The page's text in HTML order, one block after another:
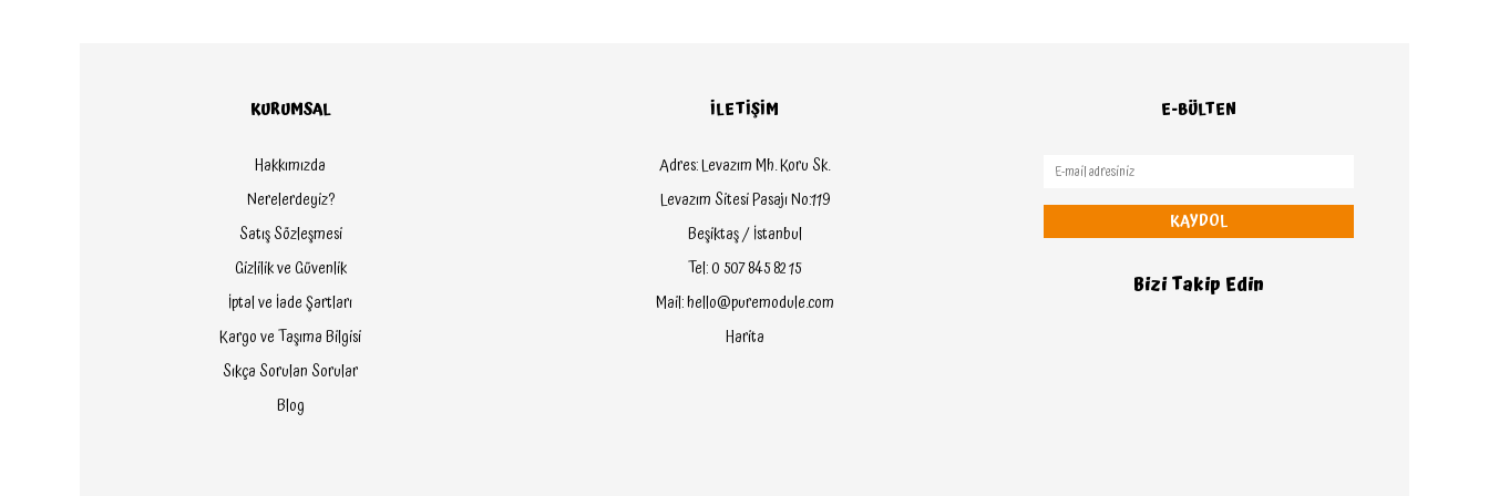
KURUMSAL
Hakkımızda
Nerelerdeyiz?
Satış Sözleşmesi
Gizlilik ve Güvenlik
İptal ve İade Şartları
Kargo ve Taşıma Bilgisi
Sıkça Sorulan Sorular
Blog
İLETİŞİM
Adres: Levazım Mh. Koru Sk.
Levazım Sitesi Pasajı No:119
Beşiktaş / İstanbul
Tel: 0 507 845 82 15
Mail: hello@puremodule.com
Harita
E-BÜLTEN
KAYDOL
Bizi Takip Edin